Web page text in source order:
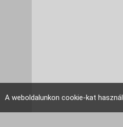
A weboldalunkon cookie-kat